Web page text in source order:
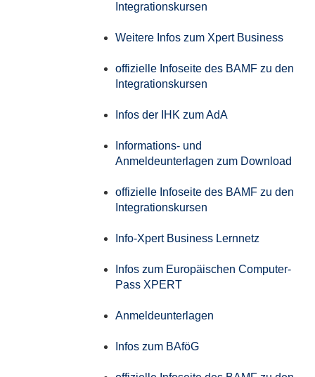
Integrationskursen
Weitere Infos zum Xpert Business
offizielle Infoseite des BAMF zu den
Integrationskursen
Infos der IHK zum AdA
Informations- und
Anmeldeunterlagen zum Download
offizielle Infoseite des BAMF zu den
Integrationskursen
Info-Xpert Business Lernnetz
Infos zum Europäischen Computer-
Pass XPERT
Anmeldeunterlagen
Infos zum BAföG